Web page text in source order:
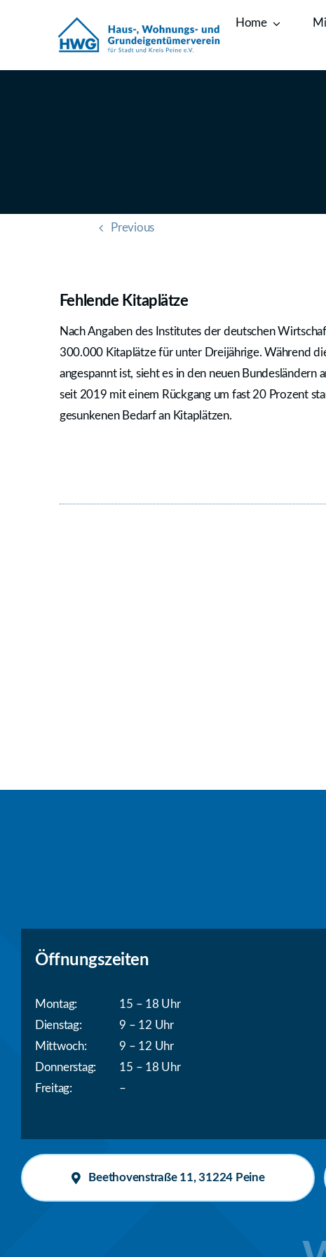
Home
Previous
Fehlende Kitaplätze
Nach Angaben des Institutes der deutschen
300.000 Kitaplätze für unter Dreijährige. Während
angespannt ist, sieht es in den neuen Bundesländern
seit 2019 mit einem Rückgang um fast 20 Prozent
gesunkenen Bedarf an Kitaplätzen.
Öffnungszeiten
Montag:
Dienstag:
Mittwoch:
Donnerstag:
Freitag:
15 – 18 Uhr
9 – 12 Uhr
9 – 12 Uhr
15 – 18 Uhr
–
Beethovenstraße 11, 31224 Peine